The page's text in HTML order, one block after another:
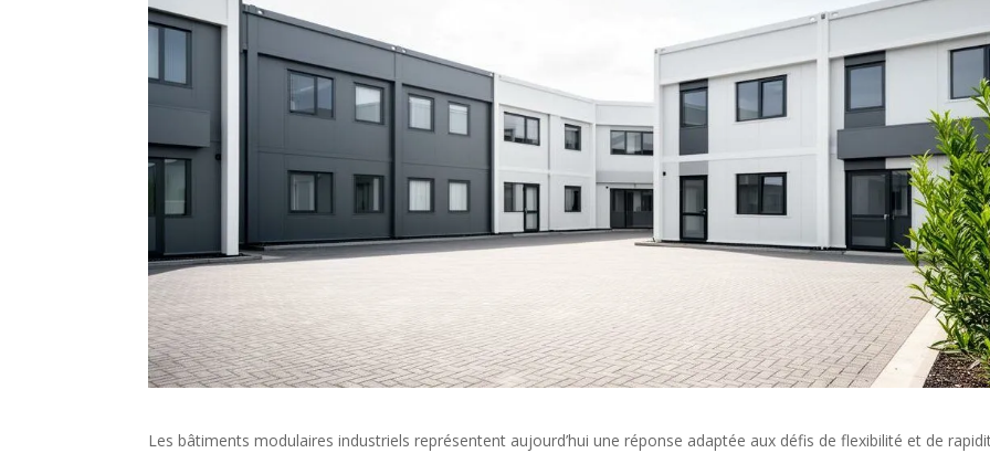
Les bâtiments modulaires industriels représentent aujourd’hui une réponse adaptée aux défis de flexibilité et de